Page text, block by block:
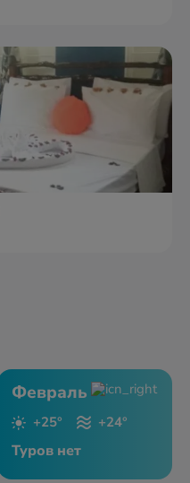
Февраль
+25° +24°
Туров нет